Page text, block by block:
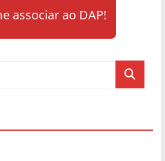
associar ao DAP!